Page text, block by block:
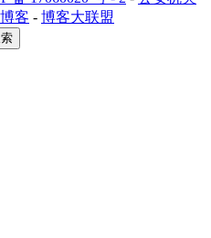
客 - 博客大联盟